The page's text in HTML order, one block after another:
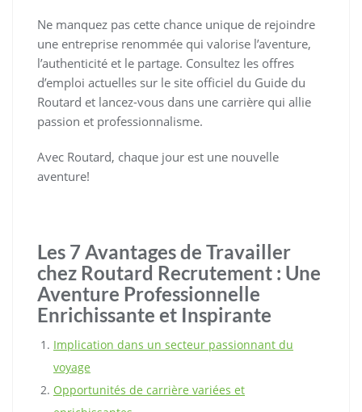
Ne manquez pas cette chance unique de rejoindre
une entreprise renommée qui valorise l’aventure,
l’authenticité et le partage. Consultez les offres
d’emploi actuelles sur le site officiel du Guide du
Routard et lancez-vous dans une carrière qui allie
passion et professionnalisme.
Avec Routard, chaque jour est une nouvelle
aventure!
Les 7 Avantages de Travailler
chez Routard Recrutement : Une
Aventure Professionnelle
Enrichissante et Inspirante
Implication dans un secteur passionnant du
voyage
Opportunités de carrière variées et